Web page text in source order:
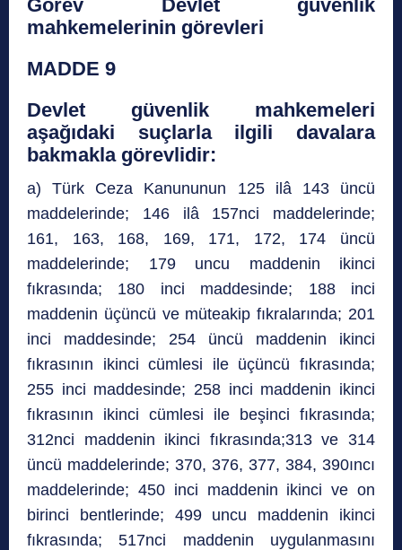
Görev Devlet güvenlik
mahkemelerinin görevleri
MADDE 9
Devlet güvenlik mahkemeleri
aşağıdaki suçlarla ilgili davalara
bakmakla görevlidir:
a) Türk Ceza Kanununun 125 ilâ 143 üncü
maddelerinde; 146 ilâ 157nci maddelerinde;
161, 163, 168, 169, 171, 172, 174 üncü
maddelerinde; 179 uncu maddenin ikinci
fıkrasında; 180 inci maddesinde; 188 inci
maddenin üçüncü ve müteakip fıkralarında; 201
inci maddesinde; 254 üncü maddenin ikinci
fıkrasının ikinci cümlesi ile üçüncü fıkrasında;
255 inci maddesinde; 258 inci maddenin ikinci
fıkrasının ikinci cümlesi ile beşinci fıkrasında;
312nci maddenin ikinci fıkrasında;313 ve 314
üncü maddelerinde; 370, 376, 377, 384, 390ıncı
maddelerinde; 450 inci maddenin ikinci ve on
birinci bentlerinde; 499 uncu maddenin ikinci
fıkrasında; 517nci maddenin uygulanmasını